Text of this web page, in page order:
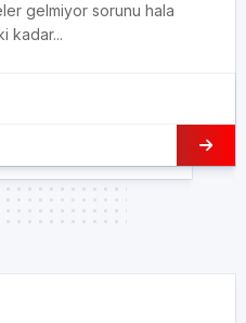
gelmiyor sorunu hala
kadar...